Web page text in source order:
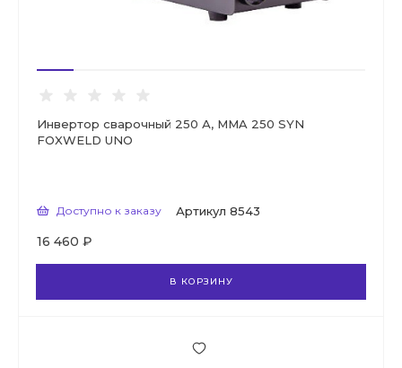
Инвертор сварочный 250 А, MMA 250 SYN
FOXWELD UNO
Доступно к заказу Артикул 8543
16 460 ₽
В КОРЗИНУ